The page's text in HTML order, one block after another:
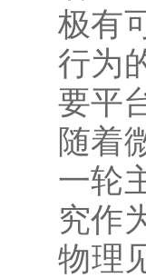
极有
行为
要平
随着
一轮
究作
物理